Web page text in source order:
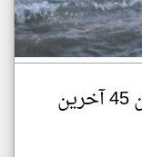
مقتل 9 مهاجرين وفقدان 45 آخرين